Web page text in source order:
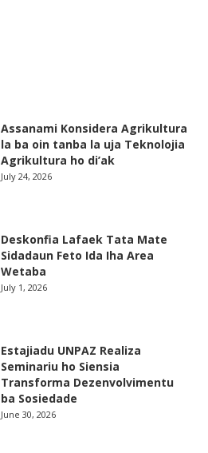
Assanami Konsidera Agrikultura
la ba oin tanba la uja Teknolojia
Agrikultura ho di’ak
July 24, 2026
Deskonfia Lafaek Tata Mate
Sidadaun Feto Ida Iha Area
Wetaba
July 1, 2026
Estajiadu UNPAZ Realiza
Seminariu ho Siensia
Transforma Dezenvolvimentu
ba Sosiedade
June 30, 2026